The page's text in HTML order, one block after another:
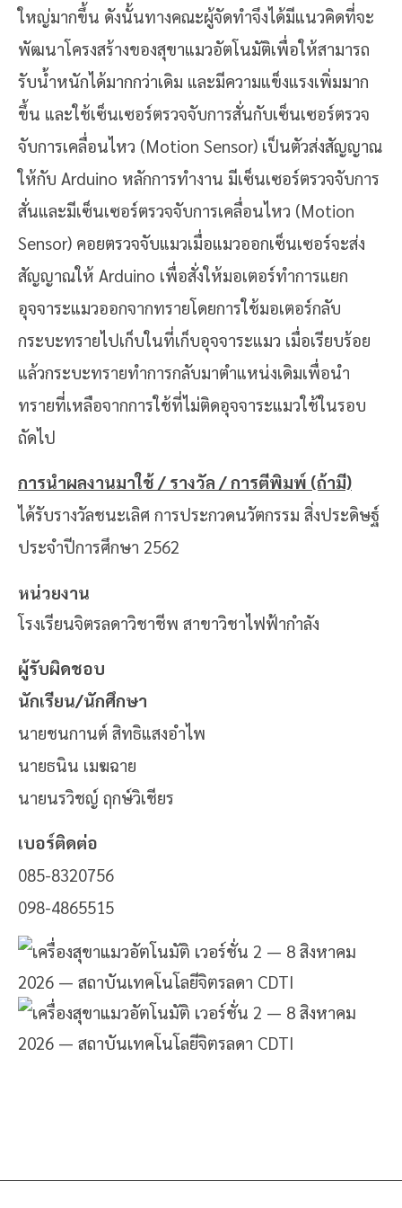
ใหญ่มากขึ้น ดังนั้นทางคณะผู้จัดทำจึงได้มีแนวคิดที่จะ
พัฒนาโครงสร้างของสุขาแมวอัตโนมัติเพื่อให้สามารถ
รับน้ำหนักได้มากกว่าเดิม และมีความแข็งแรงเพิ่มมาก
ขึ้น และใช้เซ็นเซอร์ตรวจจับการสั่นกับเซ็นเซอร์ตรวจ
จับการเคลื่อนไหว (Motion Sensor) เป็นตัวส่งสัญญาณ
ให้กับ Arduino หลักการทำงาน มีเซ็นเซอร์ตรวจจับการ
สั่นและมีเซ็นเซอร์ตรวจจับการเคลื่อนไหว (Motion
Sensor) คอยตรวจจับแมวเมื่อแมวออกเซ็นเซอร์จะส่ง
สัญญาณให้ Arduino เพื่อสั่งให้มอเตอร์ทำการแยก
อุจจาระแมวออกจากทรายโดยการใช้มอเตอร์กลับ
กระบะทรายไปเก็บในที่เก็บอุจจาระแมว เมื่อเรียบร้อย
แล้วกระบะทรายทำการกลับมาตำแหน่งเดิมเพื่อนำ
ทรายที่เหลือจากการใช้ที่ไม่ติดอุจจาระแมวใช้ในรอบ
ถัดไป
การนำผลงานมาใช้ / รางวัล / การตีพิมพ์ (ถ้ามี)
ได้รับรางวัลชนะเลิศ การประกวดนวัตกรรม สิ่งประดิษฐ์
ประจำปีการศึกษา 2562
หน่วยงาน
โรงเรียนจิตรลดาวิชาชีพ สาขาวิชาไฟฟ้ากำลัง
ผู้รับผิดชอบ
นักเรียน/นักศึกษา
นายชนกานต์ สิทธิแสงอำไพ
นายธนิน เมฆฉาย
นายนรวิชญ์ ฤกษ์วิเชียร
เบอร์ติดต่อ
085-8320756
098-4865515